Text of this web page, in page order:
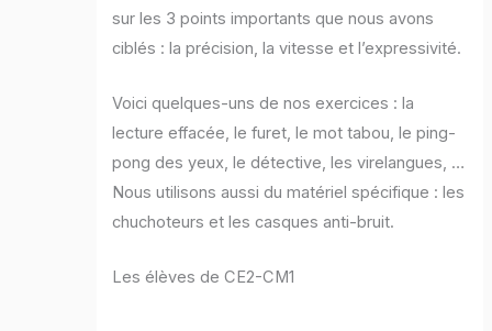
sur les 3 points importants que nous avons
ciblés : la précision, la vitesse et l’expressivité.
Voici quelques-uns de nos exercices : la
lecture effacée, le furet, le mot tabou, le ping-
pong des yeux, le détective, les virelangues, …
Nous utilisons aussi du matériel spécifique : les
chuchoteurs et les casques anti-bruit.
Les élèves de CE2-CM1